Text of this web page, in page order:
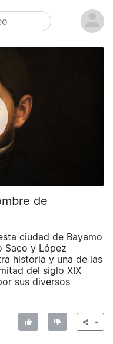
de
ciudad de Bayamo
Saco y López
historia y una de las
del siglo XIX
sus diversos